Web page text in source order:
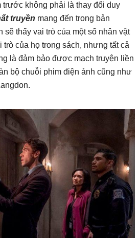
trước không phải là thay đổi duy
truyền mang đến trong bản
sẽ thấy vai trò của một số nhân vật
của họ trong sách, nhưng tất cả
là đảm bảo được mạch truyện liền
bộ chuỗi phim điện ảnh cũng như